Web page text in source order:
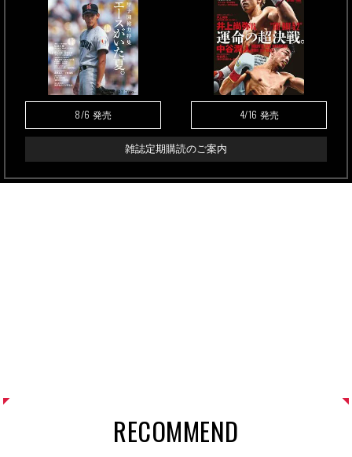
8/6 発売 4/16 発売
雑誌定期購読のご案内
RECOMMEND